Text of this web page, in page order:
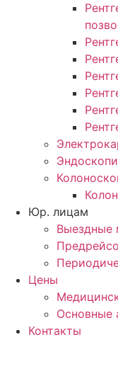
Юр. лицам
Выездные
Цены
Основные
Контакты